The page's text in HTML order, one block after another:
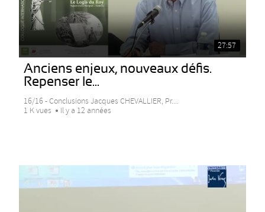
27:57
Anciens enjeux, nouveaux défis.
Repenser le...
16/16 - Conclusions Jacques CHEVALLIER, Pr....
1 K vues
Il y a 12 années